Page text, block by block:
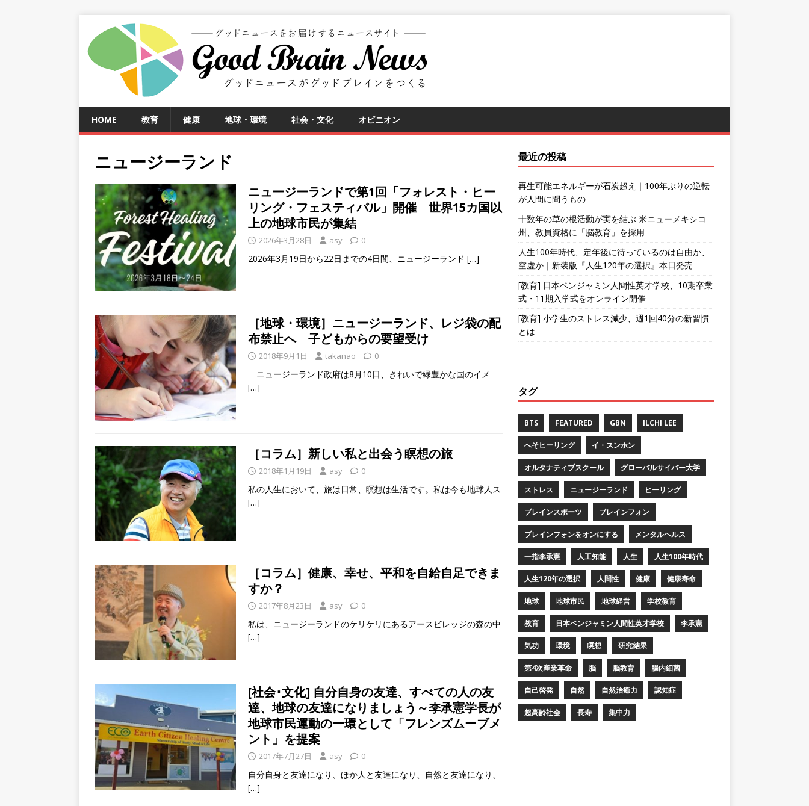
HOME 教育 健康 地球・環境 社会・文化 オピニオン
ニュージーランド
ニュージーランドで第1回「フォレスト・ヒー
リング・フェスティバル」開催 世界15カ国以
上の地球市民が集結
2026年3月28日 asy 0
2026年3月19日から22日までの4日間、ニュージーランド […]
［地球・環境］ニュージーランド、レジ袋の配
布禁止へ 子どもからの要望受け
2018年9月1日 takanao 0
ニュージーランド政府は8月10日、きれいで緑豊かな国のイメ
[…]
［コラム］新しい私と出会う瞑想の旅
2018年1月19日 asy 0
私の人生において、旅は日常、瞑想は生活です。私は今も地球人ス
[…]
［コラム］健康、幸せ、平和を自給自足できま
すか？
2017年8月23日 asy 0
私は、ニュージーランドのケリケリにあるアースビレッジの森の中
[…]
[社会･文化] 自分自身の友達、すべての人の友
達、地球の友達になりましょう～李承憲学長が
地球市民運動の一環として「フレンズムーブメ
ント」を提案
2017年7月27日 asy 0
自分自身と友達になり、ほか人と友達になり、自然と友達になり、
[…]
最近の投稿
再生可能エネルギーが石炭超え｜100年ぶりの逆転
が人間に問うもの
十数年の草の根活動が実を結ぶ 米ニューメキシコ
州、教員資格に「脳教育」を採用
人生100年時代、定年後に待っているのは自由か、
空虚か｜新装版『人生120年の選択』本日発売
[教育] 日本ベンジャミン人間性英才学校、10期卒業
式・11期入学式をオンライン開催
[教育] 小学生のストレス減少、週1回40分の新習慣
とは
タグ
BTS FEATURED GBN ILCHI LEE
へそヒーリング イ・スンホン
オルタナティブスクール グローバルサイバー大学
ストレス ニュージーランド ヒーリング
ブレインスポーツ ブレインフォン
ブレインフォンをオンにする メンタルヘルス
一指李承憲 人工知能 人生 人生100年時代
人生120年の選択 人間性 健康 健康寿命
地球 地球市民 地球経営 学校教育
教育 日本ベンジャミン人間性英才学校 李承憲
気功 環境 瞑想 研究結果
第4次産業革命 脳 脳教育 腸内細菌
自己啓発 自然 自然治癒力 認知症
超高齢社会 長寿 集中力